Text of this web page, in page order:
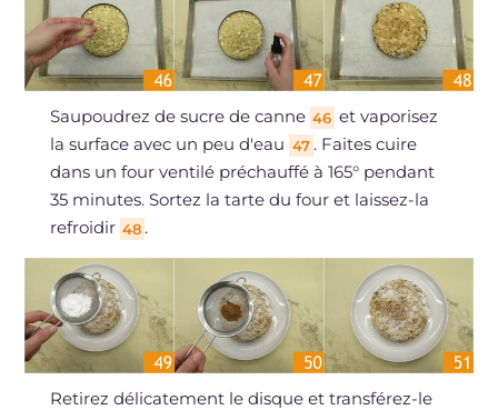
Saupoudrez de sucre de canne 46 et vaporisez
la surface avec un peu d'eau 47 . Faites cuire
dans un four ventilé préchauffé à 165° pendant
35 minutes. Sortez la tarte du four et laissez-la
refroidir 48 .
Retirez délicatement le disque et transférez-le